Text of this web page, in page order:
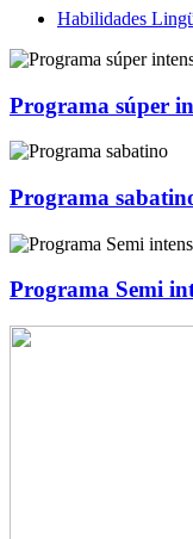
Habilidades
Programa súper
Programa
Programa Semi